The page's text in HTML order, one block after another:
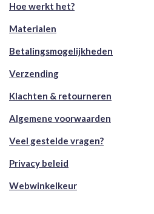
Hoe werkt het?
Materialen
Betalingsmogelijkheden
Verzending
Klachten & retourneren
Algemene voorwaarden
Veel gestelde vragen?
Privacy beleid
Webwinkelkeur